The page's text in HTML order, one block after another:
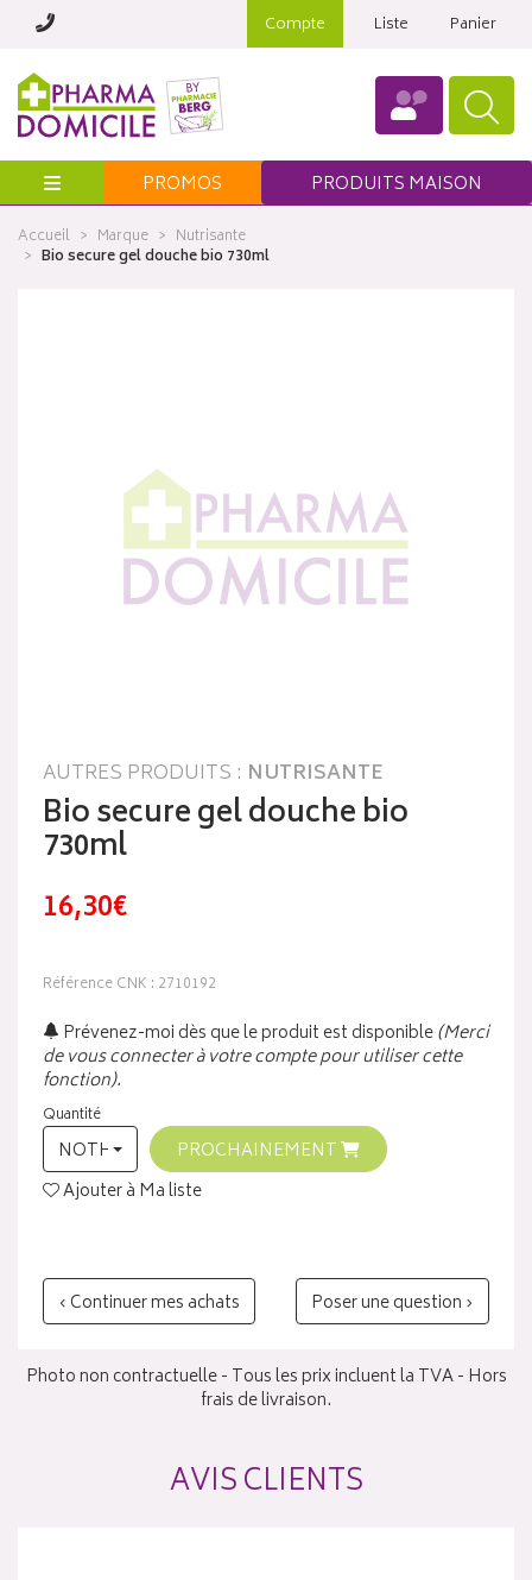
Compte Liste Panier
Menu PROMOS PRODUITS MAISON
Accueil Marque
Nutrisante
Bio secure gel douche bio 730ml
AUTRES PRODUITS : NUTRISANTE
Bio secure gel douche bio
730ml
16,30€
Référence CNK : 2710192
Prévenez-moi dès que le produit est disponible(Merci
de vous connecter à votre compte pour utiliser cette
fonction).
Quantité
NOTHING SELECTEDPROCHAINEMENT
Ajouter à Ma liste
‹ Continuer mes achats Poser une question ›
Photo non contractuelle - Tous les prix incluent la TVA - Hors
frais de livraison.
AVIS CLIENTS